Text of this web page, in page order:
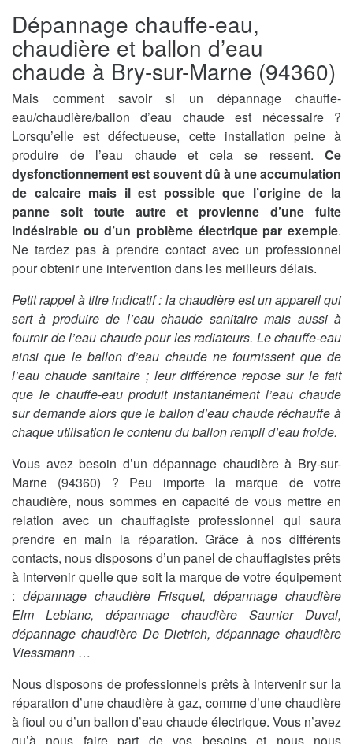
Dépannage chauffe-eau,
chaudière et ballon d’eau
chaude à Bry-sur-Marne (94360)
Mais comment savoir si un dépannage chauffe-
eau/chaudière/ballon d’eau chaude est nécessaire ?
Lorsqu’elle est défectueuse, cette installation peine à
produire de l’eau chaude et cela se ressent. Ce
dysfonctionnement est souvent dû à une accumulation
de calcaire mais il est possible que l’origine de la
panne soit toute autre et provienne d’une fuite
indésirable ou d’un problème électrique par exemple.
Ne tardez pas à prendre contact avec un professionnel
pour obtenir une intervention dans les meilleurs délais.
Petit rappel à titre indicatif : la chaudière est un appareil qui
sert à produire de l’eau chaude sanitaire mais aussi à
fournir de l’eau chaude pour les radiateurs. Le chauffe-eau
ainsi que le ballon d’eau chaude ne fournissent que de
l’eau chaude sanitaire ; leur différence repose sur le fait
que le chauffe-eau produit instantanément l’eau chaude
sur demande alors que le ballon d’eau chaude réchauffe à
chaque utilisation le contenu du ballon rempli d’eau froide.
Vous avez besoin d’un dépannage chaudière à Bry-sur-
Marne (94360) ? Peu importe la marque de votre
chaudière, nous sommes en capacité de vous mettre en
relation avec un chauffagiste professionnel qui saura
prendre en main la réparation. Grâce à nos différents
contacts, nous disposons d’un panel de chauffagistes prêts
à intervenir quelle que soit la marque de votre équipement
: dépannage chaudière Frisquet, dépannage chaudière
Elm Leblanc, dépannage chaudière Saunier Duval,
dépannage chaudière De Dietrich, dépannage chaudière
Viessmann …
Nous disposons de professionnels prêts à intervenir sur la
réparation d’une chaudière à gaz, comme d’une chaudière
à fioul ou d’un ballon d’eau chaude électrique. Vous n’avez